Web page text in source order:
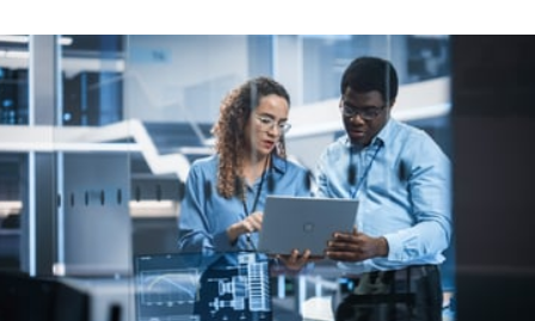
gleichzeitig Qualität,
Sicherheit und
Wartungsfreundlichkeit
verbessert.